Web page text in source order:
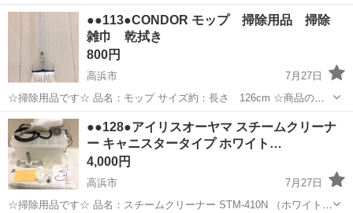
スタッフ(組立・加工等)、データ入力、タイピング(PC・パソコン・イ
ンターネット) <雇用形態> アルバイト・パート <給与> [ア・パ]時給
アルバイト・パート
●●113●CONDOR モップ 掃除用品 掃除
雑巾 乾拭き
800円
高浜市
7月27日
☆掃除用品です☆ 品名：モップ サイズ約：長さ 126cm ☆商品の状
態☆ 少々汚れ・サビがありますが、大きなダメージなく まだまだお使
いになれます。 ●〇●〇●〇●〇●〇●〇●〇●〇●...
愛知 高浜市 モップ
●●128●アイリスオーヤマ スチームクリーナ
ー キャニスタータイプ ホワイト…
4,000円
高浜市
7月27日
☆掃除用品です☆ 品名：スチームクリーナー STM-410N （ホワイト）